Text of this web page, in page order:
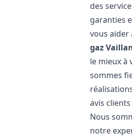
des
garanties
vous
gaz
le mieux à
sommes
avis
Nous
notre